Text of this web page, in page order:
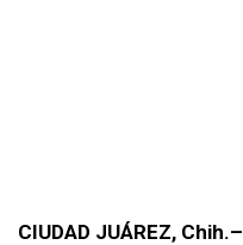
CIUDAD JUÁREZ, Chih.–